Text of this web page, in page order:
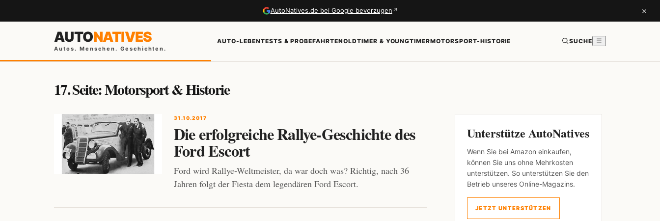
AutoNatives.de bei Google bevorzugen ↗ ×
AUTONATIVES
Autos. Menschen. Geschichten.
AUTO-LEBENTESTS & PROBEFAHRTENOLDTIMER & YOUNGTIMERMOTORSPORT-HISTORIE SUCHE ☰
17. Seite: Motorsport & Historie
31.10.2017
Die erfolgreiche Rallye-Geschichte des
Ford Escort
Ford wird Rallye-Weltmeister, da war doch was? Richtig, nach 36
Jahren folgt der Fiesta dem legendären Ford Escort.
Unterstütze AutoNatives
Wenn Sie bei Amazon einkaufen,
können Sie uns ohne Mehrkosten
unterstützen. So unterstützen Sie den
Betrieb unseres Online-Magazins.
JETZT UNTERSTÜTZEN